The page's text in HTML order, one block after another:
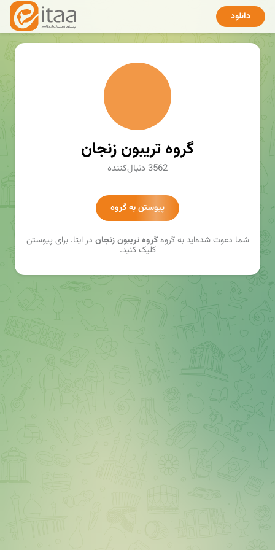
دانلود
گروه تریبون زنجان
3562 دنبال‌کننده
پیوستن به گروه
شما دعوت شده‌اید به گروهگروه تریبون زنجان در ایتا. برای پیوستن
کلیک کنید.